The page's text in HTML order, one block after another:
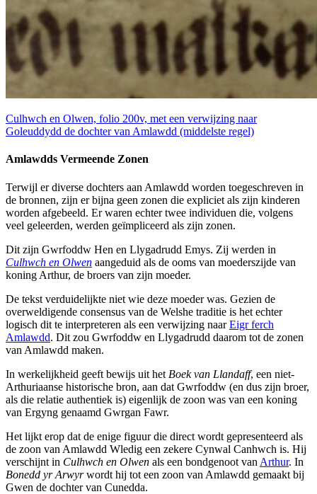
Culhwch en Olwen, folio 200v, met een verwijzing naar
Goleuddydd de dochter van Amlawdd (middelste regel)
Amlawdds Vermeende Zonen
Terwijl er diverse dochters aan Amlawdd worden toegeschreven in
de bronnen, zijn er bijna geen zonen die expliciet als zijn kinderen
worden afgebeeld. Er waren echter twee individuen die, volgens
veel geleerden, werden geïmpliceerd als zijn zonen.
Dit zijn Gwrfoddw Hen en Llygadrudd Emys. Zij werden in
Culhwch en Olwen aangeduid als de ooms van moederszijde van
koning Arthur, de broers van zijn moeder.
De tekst verduidelijkte niet wie deze moeder was. Gezien de
overweldigende consensus van de Welshe traditie is het echter
logisch dit te interpreteren als een verwijzing naarEigr ferch
Amlawdd. Dit zou Gwrfoddw en Llygadrudd daarom tot de zonen
van Amlawdd maken.
In werkelijkheid geeft bewijs uit het Boek van Llandaff, een niet-
Arthuriaanse historische bron, aan dat Gwrfoddw (en dus zijn broer,
als die relatie authentiek is) eigenlijk de zoon was van een koning
van Ergyng genaamd Gwrgan Fawr.
Het lijkt erop dat de enige figuur die direct wordt gepresenteerd als
de zoon van Amlawdd Wledig een zekere Cynwal Canhwch is. Hij
verschijnt in Culhwch en Olwen als een bondgenoot van Arthur. In
Bonedd yr Arwyrwordt hij tot een zoon van Amlawdd gemaakt bij
Gwen de dochter van Cunedda.